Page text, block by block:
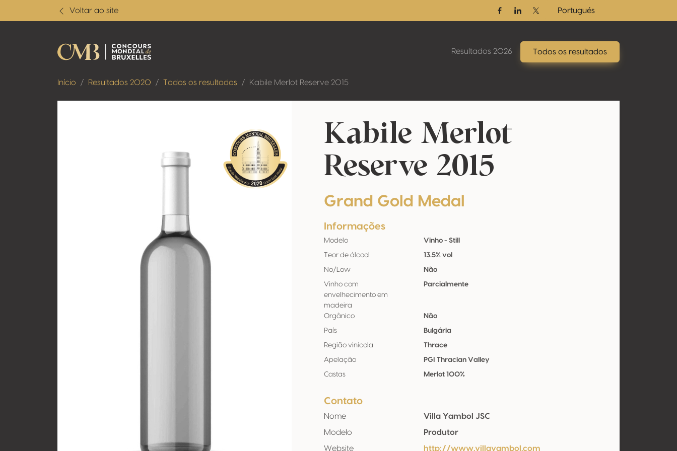
Voltar ao site
FacebookLinkedinTwitter / X
Portugués
Resultados 2026 Todos os resultados
Início Resultados 2020 Todos os resultados Kabile Merlot Reserve 2015
Kabile Merlot
Reserve 2015
Grand Gold Medal
Informações
Modelo Vinho - Still
Teor de álcool 13.5% vol
No/Low Não
Vinho com
envelhecimento em
madeira
Parcialmente
Orgânico Não
País Bulgária
Região vinícola Thrace
Apelação PGI Thracian Valley
Castas Merlot 100%
Contato
Nome
Villa Yambol JSC
Modelo
Produtor
Website
http://www.villayambol.com